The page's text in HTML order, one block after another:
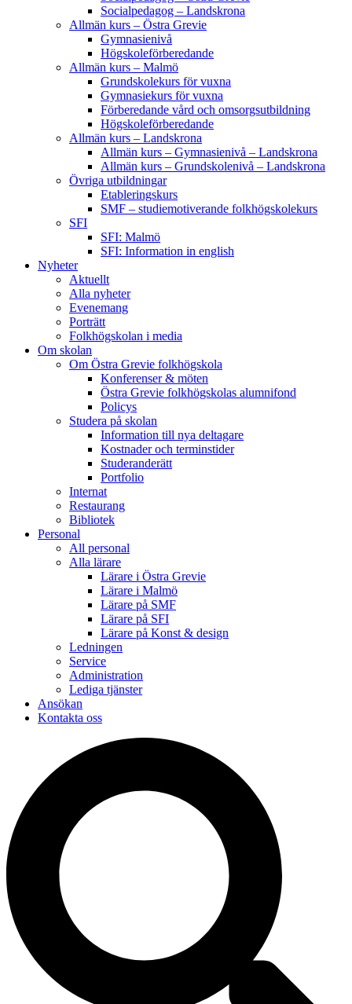
Socialpedagog – Landskrona
Allmän kurs – Östra Grevie
Gymnasienivå
Högskoleförberedande
Allmän kurs – Malmö
Grundskolekurs för vuxna
Gymnasiekurs för vuxna
Förberedande vård och omsorgsutbildning
Högskoleförberedande
Allmän kurs – Landskrona
Allmän kurs – Gymnasienivå – Landskrona
Allmän kurs – Grundskolenivå – Landskrona
Övriga utbildningar
Etableringskurs
SMF – studiemotiverande folkhögskolekurs
SFI
SFI: Malmö
SFI: Information in english
Nyheter
Aktuellt
Alla nyheter
Evenemang
Porträtt
Folkhögskolan i media
Om skolan
Om Östra Grevie folkhögskola
Konferenser & möten
Östra Grevie folkhögskolas alumnifond
Policys
Studera på skolan
Information till nya deltagare
Kostnader och terminstider
Studeranderätt
Portfolio
Internat
Restaurang
Bibliotek
Personal
All personal
Alla lärare
Lärare i Östra Grevie
Lärare i Malmö
Lärare på SMF
Lärare på SFI
Lärare på Konst & design
Ledningen
Service
Administration
Lediga tjänster
Ansökan
Kontakta oss